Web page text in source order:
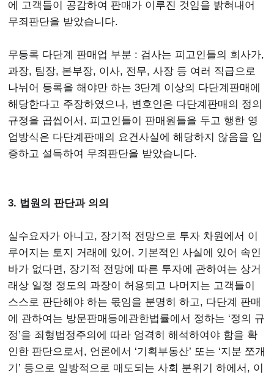
에 고객들이 공감하여 판매가 이루진 것임을 밝혀내어
무죄판단을 받았습니다.
무등록 다단계 판매업 부분 : 검사는 피고인들의 회사가,
과장, 팀장, 본부장, 이사, 전무, 사장 등 여러 직급으로
나뉘어 등록을 해야만 하는 3단계 이상의 다단계판매에
해당한다고 주장하였으나, 변호인은 다단계판매의 정의
규정을 곱씹어서, 피고인들이 판매원들을 두고 행한 영
업방식은 다단계판매의 요건사실에 해당하지 않음을 입
증하고 설득하여 무죄판단을 받았습니다.
3. 법원의 판단과 의의
실수요자가 아니고, 장기적 전망으로 투자 차원에서 이
루어지는 토지 거래에 있어, 기본적인 사실에 있어 속인
바가 없다면, 장기적 전망에 따른 투자에 관하여는 상거
래상 일정 정도의 과장이 허용되고 나머지는 고객들이
스스로 판단해야 하는 몫임을 분명히 하고, 다단계 판매
에 관하여는 방문판매등에관한법률에서 정하는 ‘정의 규
정’을 죄형법정주의에 따라 엄격히 해석하여야 함을 확
인한 판단으로서, 언론에서 ‘기획부동산’ 또는 ‘지분 쪼개
기’ 등으로 일방적으로 매도되는 사회 분위기 하에서, 이